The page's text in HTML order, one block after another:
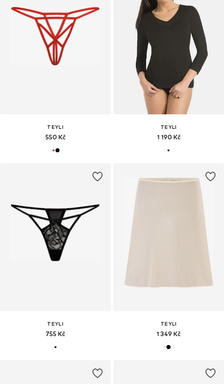
TEYLI
550 Kč
TEYLI
1 190 Kč
TEYLI
755 Kč
TEYLI
1 349 Kč